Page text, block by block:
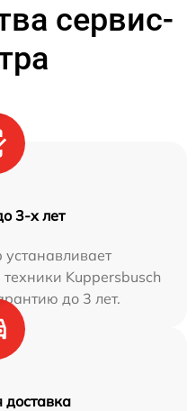
сервис-
3-х лет
Kuppersbusch
до 3 лет.
доставка